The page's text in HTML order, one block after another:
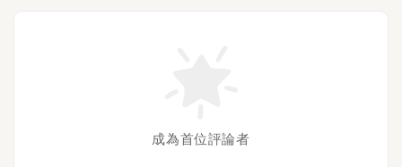
成為首位評論者